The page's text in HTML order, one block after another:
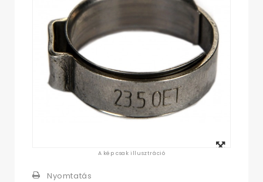
A kép csak illusztráció
Nyomtatás